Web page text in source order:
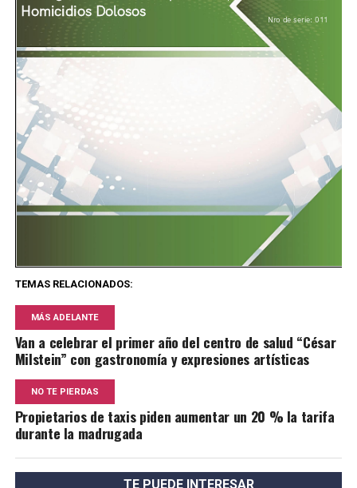
TEMAS RELACIONADOS:
MÁS ADELANTE
Van a celebrar el primer año del centro de salud “César
Milstein” con gastronomía y expresiones artísticas
NO TE PIERDAS
Propietarios de taxis piden aumentar un 20 % la tarifa
durante la madrugada
TE PUEDE INTERESAR